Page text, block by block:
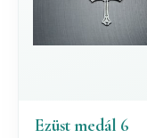
Ezüst medál 6